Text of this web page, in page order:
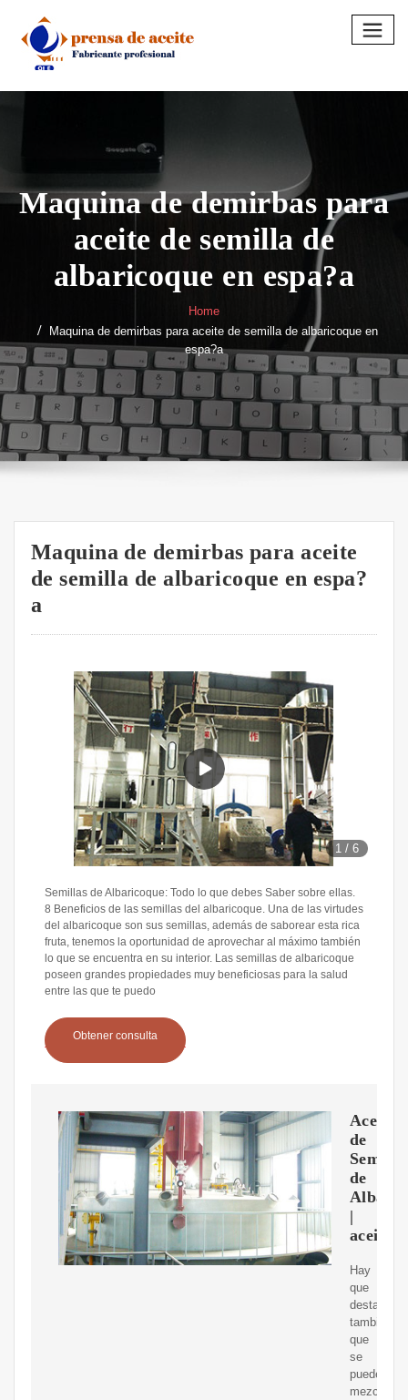
content
Maquina de demirbas para
aceite de semilla de
albaricoque en espa?a
Home
Maquina de demirbas para aceite de semilla de albaricoque en
espa?a
Maquina de demirbas para aceite
de semilla de albaricoque en espa?
a
1 /6
Semillas de Albaricoque: Todo lo que debes Saber sobre ellas.
8 Beneficios de las semillas del albaricoque. Una de las virtudes
del albaricoque son sus semillas, además de saborear esta rica
fruta, tenemos la oportunidad de aprovechar al máximo también
lo que se encuentra en su interior. Las semillas de albaricoque
poseen grandes propiedades muy beneficiosas para la salud
entre las que te puedo
Obtener consulta
Aceite
de
de
|
Hay
que
destacar
también
que
se
puede
mezclar